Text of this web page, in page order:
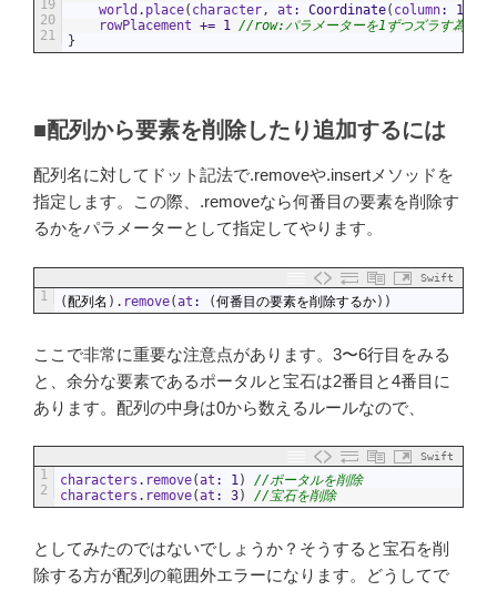
19
20
21
world . place( character, at : Coordinate( column: 1
rowPlacement += 1 //row:パラメーターを1ずつズラす為、1
}
■配列から要素を削除したり追加するには
配列名に対してドット記法で.removeや.insertメソッドを
指定します。この際、.removeなら何番目の要素を削除す
るかをパラメーターとして指定してやります。
Swift
1 (配列名 ) . remove(at : (何番目の要素を削除するか) )
ここで非常に重要な注意点があります。3〜6行目をみる
と、余分な要素であるポータルと宝石は2番目と4番目に
あります。配列の中身は0から数えるルールなので、
Swift
1
2
characters . remove(at : 1)
//ポータルを削除
characters . remove(at : 3) //宝石を削除
としてみたのではないでしょうか？そうすると宝石を削
除する方が配列の範囲外エラーになります。どうしてで